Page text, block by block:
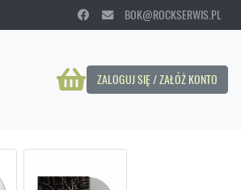
BOK@ROCKSERWIS.PL
ZALOGUJ SIĘ / ZAŁÓŻ KONTO